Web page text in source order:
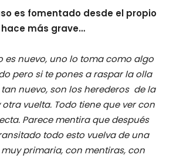
es fomentado desde el propio
hace más grave…
es nuevo, uno lo toma como algo
pero si te pones a raspar la olla
nuevo, son los herederos de la
vuelta. Todo tiene que ver con
Parece mentira que después
todo esto vuelva de una
primaria, con mentiras, con